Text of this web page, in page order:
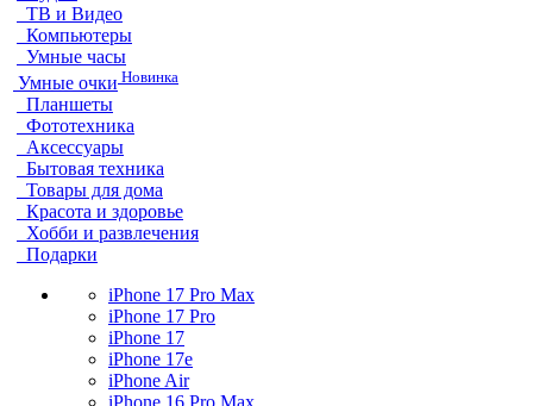
ТВ и Видео
Компьютеры
Умные часы
Умные очки Новинка
Планшеты
Фототехника
Аксессуары
Бытовая техника
Товары для дома
Красота и здоровье
Хобби и развлечения
Подарки
iPhone 17 Pro Max
iPhone 17 Pro
iPhone 17
iPhone 17e
iPhone Air